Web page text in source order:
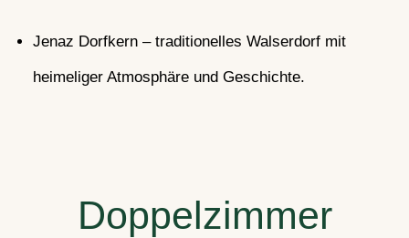
Jenaz Dorfkern – traditionelles Walserdorf mit
heimeliger Atmosphäre und Geschichte.
Doppelzimmer